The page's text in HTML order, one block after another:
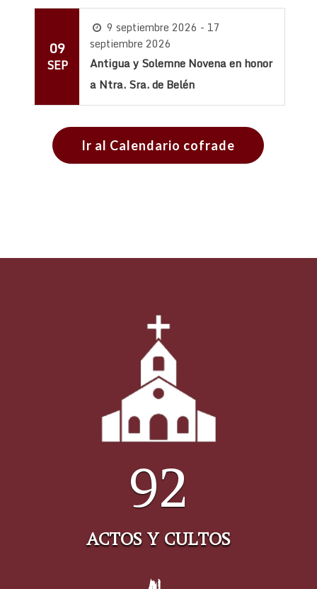
09
SEP
9 septiembre 2026 - 17
septiembre 2026
Antigua y Solemne Novena en honor
a Ntra. Sra. de Belén
Ir al Calendario cofrade
92
ACTOS Y CULTOS